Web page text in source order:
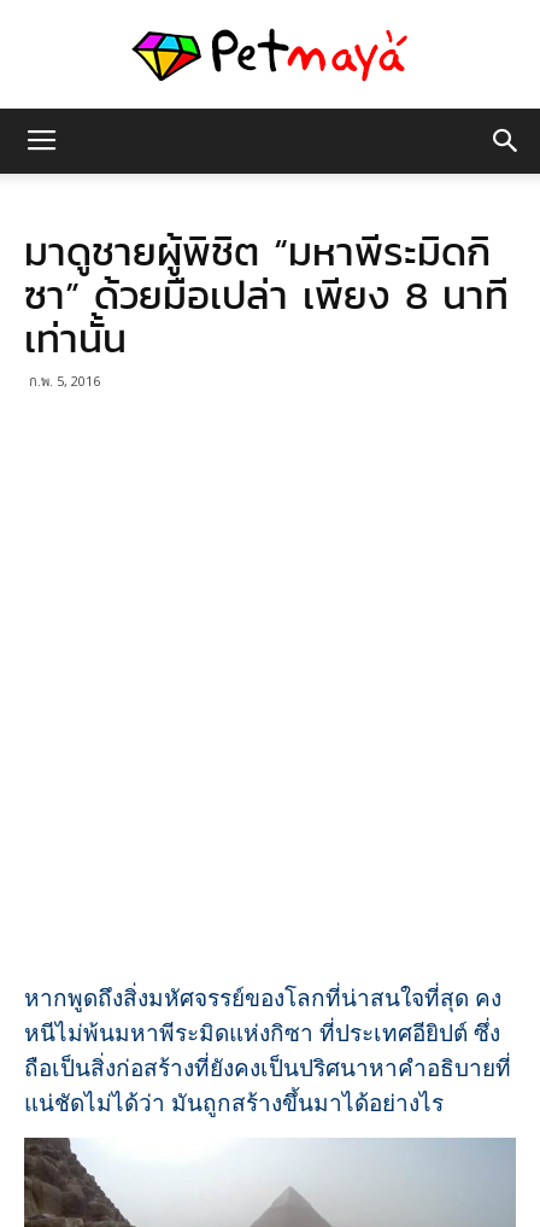
มายา
มาดูชายผู้พิชิต “มหาพีระมิดกิ
ซา” ด้วยมือเปล่า เพียง 8 นาที
เท่านั้น
ก.พ. 5, 2016
หากพูดถึงสิ่งมหัศจรรย์ของโลกที่น่าสนใจที่สุด คง
หนีไม่พ้นมหาพีระมิดแห่งกิซา ที่ประเทศอียิปต์ ซึ่ง
ถือเป็นสิ่งก่อสร้างที่ยังคงเป็นปริศนาหาคำอธิบายที่
แน่ชัดไม่ได้ว่า มันถูกสร้างขึ้นมาได้อย่างไร